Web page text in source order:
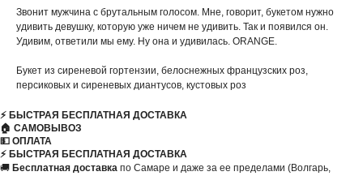
Звонит мужчина с брутальным голосом. Мне, говорит, букетом нужно
удивить девушку, которую уже ничем не удивить. Так и появился он.
Удивим, ответили мы ему. Ну она и удивилась. ORANGE.
Букет из сиреневой гортензии, белоснежных французских роз,
персиковых и сиреневых диантусов, кустовых роз
⚡️ БЫСТРАЯ БЕСПЛАТНАЯ ДОСТАВКА
🏠 САМОВЫВОЗ
💵 ОПЛАТА
⚡️ БЫСТРАЯ БЕСПЛАТНАЯ ДОСТАВКА
🚚 Бесплатная доставка по Самаре и даже за ее пределами (Волгарь,